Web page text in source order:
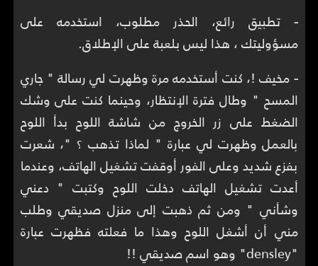
-تطبيق رائع، الحذر مطلوب، استخدمه على
مسؤوليتك ، هذا ليس بلعبة على الإطلاق.
-مخيف !، كنت أستخدمه مرة وظهرت لي رسالة " جاري
المسح " وطال فترة الإنتظار، وحينما كنت على وشك
الضغط على زر الخروج من شاشة اللوح بدأ اللوح
بالعمل وظهرت لي عبارة " لماذا تذهب ؟ "، شعرت
بفزع شديد وعلى الفور أوقفت تشغيل الهاتف، وعندما
أعدت تشغيل الهاتف دخلت اللوح وكتبت " دعني
وشأني " ومن ثم ذهبت إلى منزل صديقي وطلب
مني أن أشغل اللوح وهذا ما فعلته فظهرت عبارة
"densley" وهو اسم صديقي !!